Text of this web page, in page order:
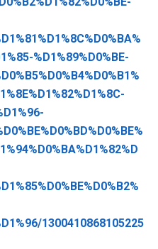
%D1%89%D0%BE-
1300410868105225